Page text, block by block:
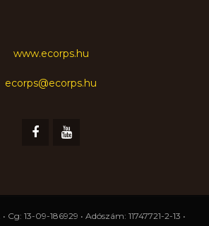
www.ecorps.hu
ecorps@ecorps.hu
Cg: 13-09-186929 • Adószám: 11747721-2-13 •